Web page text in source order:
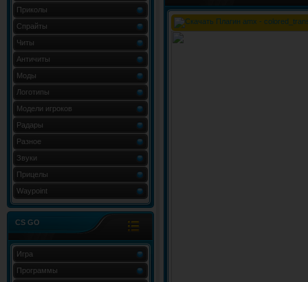
Приколы
Спрайты
Читы
Античиты
Моды
Логотипы
Модели игроков
Радары
Разное
Звуки
Прицелы
Waypoint
CS GO
Игра
Программы